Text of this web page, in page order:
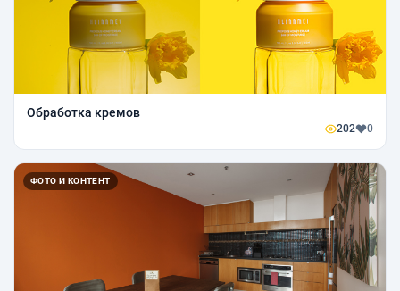
Обработка кремов
202 0
ФОТО И КОНТЕНТ